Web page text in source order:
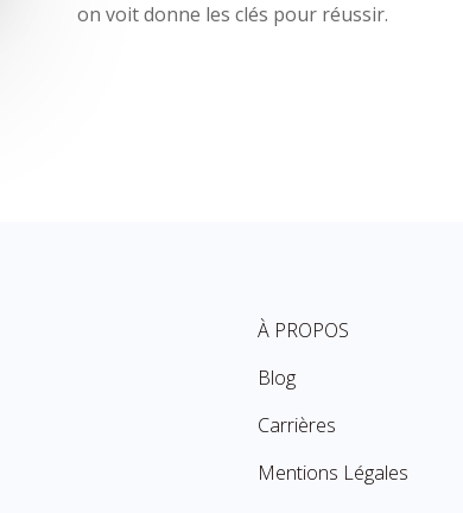
on voit donne les clés pour réussir.
À PROPOS
Blog
Carrières
Mentions Légales